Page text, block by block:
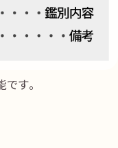
す。